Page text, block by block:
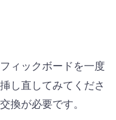
ィックボードを一度
し直してみてくださ
換が必要です。